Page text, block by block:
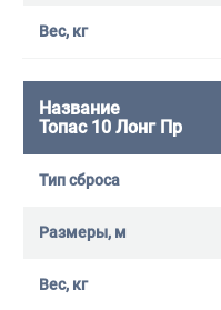
Топас 10 Лонг Пр